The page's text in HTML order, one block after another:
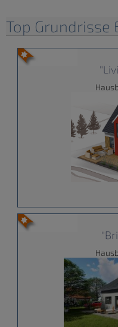
Top Grundrisse